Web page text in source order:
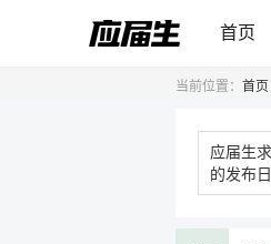
首页
当前位置： 首页
应届生
的发布